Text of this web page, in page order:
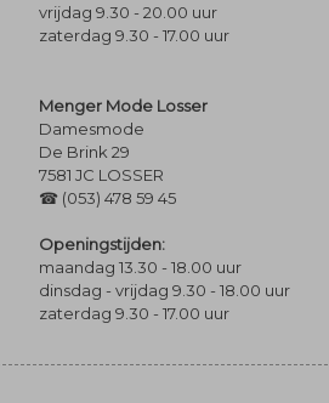
vrijdag 9.30 - 20.00 uur
zaterdag 9.30 - 17.00 uur
Menger Mode Losser
Damesmode
De Brink 29
7581 JC LOSSER
☎ (053) 478 59 45
Openingstijden:
maandag 13.30 - 18.00 uur
dinsdag - vrijdag 9.30 - 18.00 uur
zaterdag 9.30 - 17.00 uur